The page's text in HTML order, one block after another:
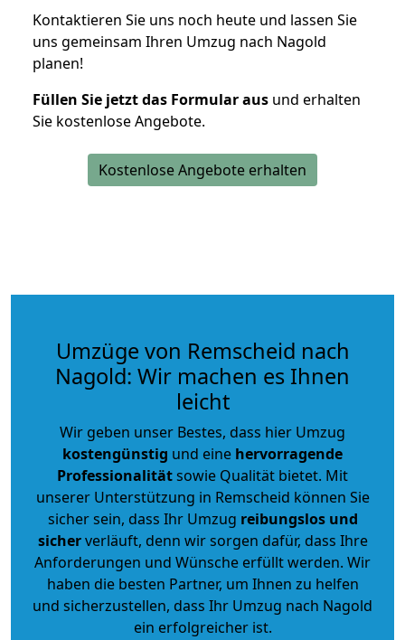
Kontaktieren Sie uns noch heute und lassen Sie
uns gemeinsam Ihren Umzug nach Nagold
planen!
Füllen Sie jetzt das Formular aus und erhalten
Sie kostenlose Angebote.
Kostenlose Angebote erhalten
Umzüge von Remscheid nach
Nagold: Wir machen es Ihnen
leicht
Wir geben unser Bestes, dass hier Umzug
kostengünstig und eine hervorragende
Professionalitätsowie Qualität bietet. Mit
unserer Unterstützung in Remscheid können Sie
sicher sein, dass Ihr Umzug reibungslos und
sicherverläuft, denn wir sorgen dafür, dass Ihre
Anforderungen und Wünsche erfüllt werden. Wir
haben die besten Partner, um Ihnen zu helfen
und sicherzustellen, dass Ihr Umzug nach Nagold
ein erfolgreicher ist.